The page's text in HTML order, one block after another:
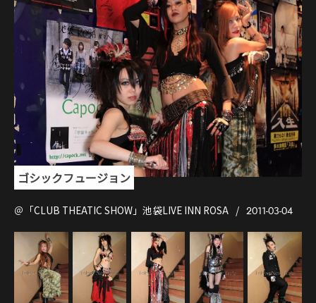
ゴシックフュージョン
＠「CLUB THEATIC SHOW」池袋LIVE INN ROSA 2011-03-04